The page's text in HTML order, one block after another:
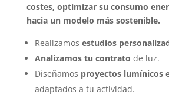
costes, optimizar su consumo
hacia un modelo más sostenible.
Realizamos estudios
Analizamos tu contrato de luz.
Diseñamos proyectos lumínicos
adaptados a tu actividad.